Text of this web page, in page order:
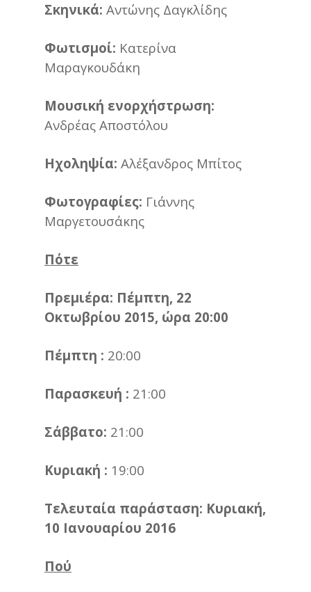
Σκηνικά: Αντώνης Δαγκλίδης
Φωτισμοί: Κατερίνα
Μαραγκουδάκη
Μουσική ενορχήστρωση:
Ανδρέας Αποστόλου
Ηχοληψία: Αλέξανδρος Μπίτος
Φωτογραφίες: Γιάννης
Μαργετουσάκης
Πότε
Πρεμιέρα: Πέμπτη, 22
Οκτωβρίου 2015, ώρα 20:00
Πέμπτη : 20:00
Παρασκευή : 21:00
Σάββατο: 21:00
Κυριακή : 19:00
Τελευταία παράσταση: Κυριακή,
10 Ιανουαρίου 2016
Πού